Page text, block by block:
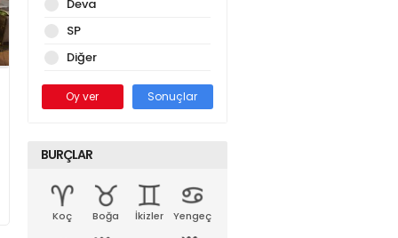
Deva
SP
Diğer
Oy ver Sonuçlar
BURÇLAR
Koç Boğa İkizler Yengeç